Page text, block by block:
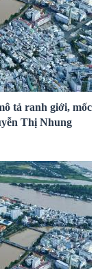
tả ranh giới, mốc
Thị Nhung